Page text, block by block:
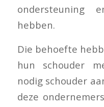
ondersteuning
hebben.
Die behoefte
hun schouder
nodig schouder
deze